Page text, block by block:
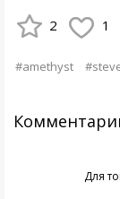
2 1
#amethyst
Для